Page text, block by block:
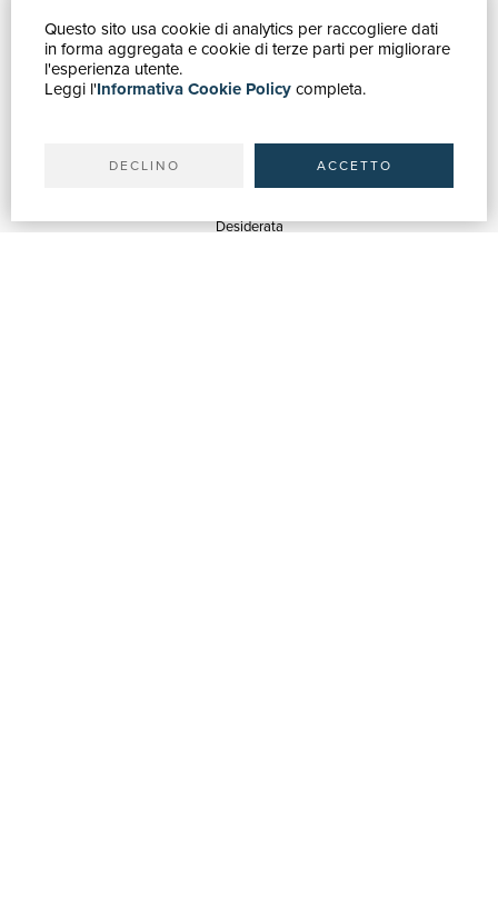
Questo sito usa cookie di analytics per raccogliere dati
in forma aggregata e cookie di terze parti per migliorare
l'esperienza utente.
Leggi l'Informativa Cookie Policycompleta.
DECLINO ACCETTO
GUIDA ACQUISTI
Catalogo
Ricerca avanzata
Spedizioni
Desiderata